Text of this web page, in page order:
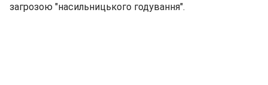
загрозою "насильницького годування".